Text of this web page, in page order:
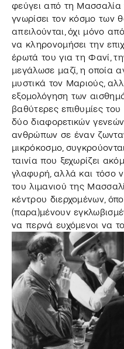
φεύγει από τη Μασσαλία
γνωρίσει τον κόσμο των
απειλούνται, όχι μόνο
να κληρονομήσει την
έρωτά του για τη Φανί,
μεγάλωσε μαζί, η οποία
μυστικά τον Μαριούς,
εξομολόγηση των
βαθύτερες επιθυμίες
δύο διαφορετικών
ανθρώπων σε έναν
μικρόκοσμο,
ταινία που ξεχωρίζει
γλαφυρή, αλλά και τόσο
του λιμανιού της
κέντρου διερχομένων,
(παρα)μένουν
να περνά ευχόμενοι να